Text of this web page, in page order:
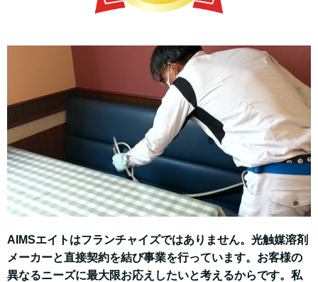
AIMSエイトはフランチャイズではありません。光触媒溶剤
メーカーと直接契約を結び事業を行っています。お客様の
異なるニーズに最大限お応えしたいと考えるからです。私